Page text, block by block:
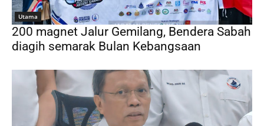
Utama
200 magnet Jalur Gemilang, Bendera Sabah
diagih semarak Bulan Kebangsaan